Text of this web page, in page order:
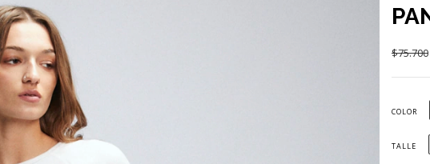
$75.700
COLOR
TALLE